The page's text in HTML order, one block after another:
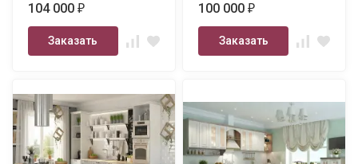
104 000₽
Заказать
100 000₽
Заказать